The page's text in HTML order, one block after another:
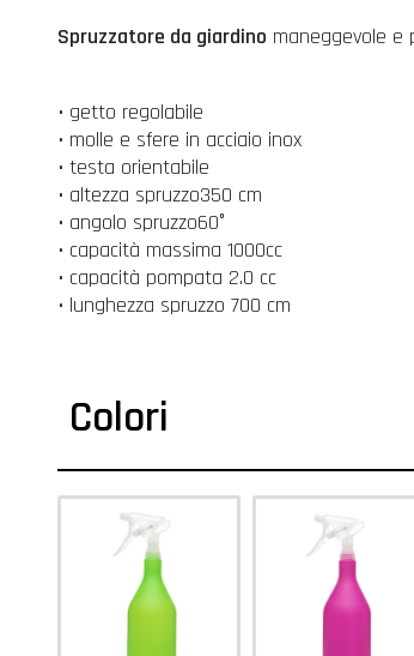
Spruzzatore da giardino maneggevole e
• getto regolabile
• molle e sfere in acciaio inox
• testa orientabile
• altezza spruzzo350 cm
• angolo spruzzo60°
• capacità massima 1000cc
• capacità pompata 2.0 cc
• lunghezza spruzzo 700 cm
Colori